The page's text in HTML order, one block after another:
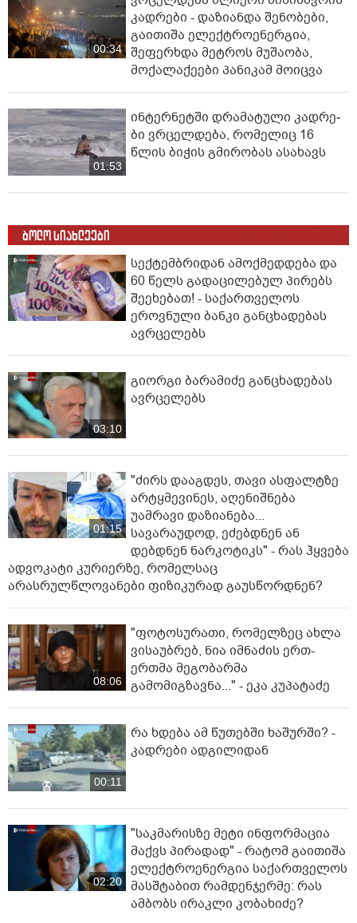
00:34
კადრები - დაზიანდა შენობები,
გაითიშა ელექტროენერგია,
შეფერხდა მეტროს მუშაობა,
მოქალაქეები პანიკამ მოიცვა
01:53
ინ­ტერ­ნეტ­ში დრა­მა­ტუ­ლი კად­რე­
ბი ვრცელდება, რომელიც 16
წლის ბიჭის გმირობას ასახავს
ბოლო სიახლეები
სექტემბრიდან ამოქმედდება და
60 წელს გადაცილებულ პირებს
შეეხებათ! - საქართველოს
ეროვნული ბანკი განცხადებას
ავრცელებს
03:10
გიორგი ბარამიძე განცხადებას
ავრცელებს
01:15
"ძირს დააგდეს, თავი ასფალტზე
არტყმევინეს, აღენიშნება
უამრავი დაზიანება...
სავარაუდოდ, ეძებდნენ ან
დებდნენ ნარკოტიკს" - რას ჰყვება
ადვოკატი კურიერზე, რომელსაც
არასრულწლოვანები ფიზიკურად გაუსწორდნენ?
08:06
"ფოტოსურათი, რომელზეც ახლა
ვისაუბრებ, ნია იმნაძის ერთ-
ერთმა მეგობარმა
გამომიგზავნა..." - ეკა კუპატაძე
00:11
რა ხდება ამ წუთებში ხაშურში? -
კადრები ადგილიდან
02:20
"საკმარისზე მეტი ინფორმაცია
მაქვს პირადად" - რატომ გაითიშა
ელექტროენერგია საქართველოს
მასშტაბით რამდენჯერმე: რას
ამბობს ირაკლი კობახიძე?